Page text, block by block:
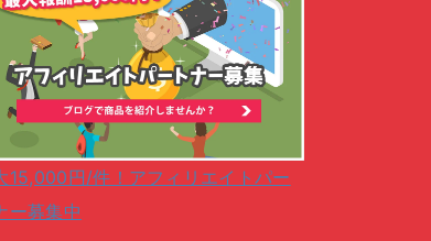
15,000円/件！アフィリエイトパー
ー募集中